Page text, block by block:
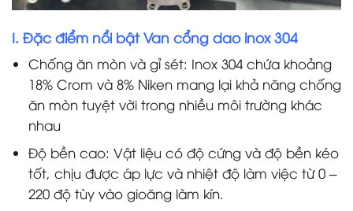
I. Đặc điểm nổi bật Van cổng dao inox 304
Chống ăn mòn và gỉ sét: Inox 304 chứa khoảng
18% Crom và 8% Niken mang lại khả năng chống
ăn mòn tuyệt vời trong nhiều môi trường khác
nhau
Độ bền cao: Vật liệu có độ cứng và độ bền kéo
tốt, chịu được áp lực và nhiệt độ làm việc từ 0 –
220 độ tùy vào gioăng làm kín.